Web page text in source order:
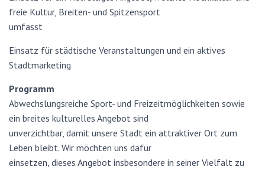
N
freie Kultur, Breiten- und Spitzensport
umfasst
Einsatz für städtische Veranstaltungen und ein aktives
Stadtmarketing
Programm
Abwechslungsreiche Sport- und Freizeitmöglichkeiten sowie
ein breites kulturelles Angebot sind
unverzichtbar, damit unsere Stadt ein attraktiver Ort zum
Leben bleibt. Wir möchten uns dafür
einsetzen, dieses Angebot insbesondere in seiner Vielfalt zu